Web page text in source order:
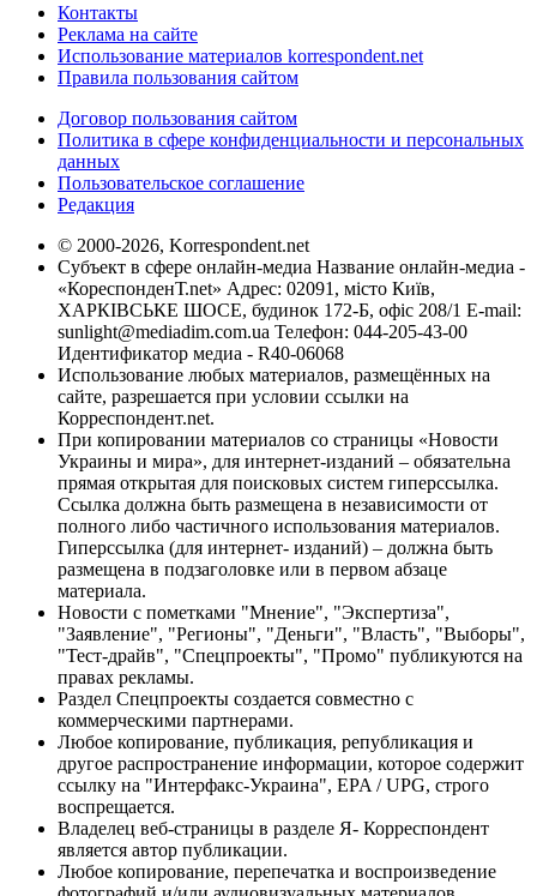
Контакты
Реклама на сайте
Использование материалов korrespondent.net
Правила пользования сайтом
Договор пользования сайтом
Политика в сфере конфиденциальности и персональных
данных
Пользовательское соглашение
Редакция
© 2000-2026, Korrespondent.net
Субъект в сфере онлайн-медиа Название онлайн-медиа -
«КореспонденТ.net» Адрес: 02091, місто Київ,
ХАРКІВСЬКЕ ШОСЕ, будинок 172-Б, офіс 208/1 E-mail:
sunlight@mediadim.com.ua Телефон: 044-205-43-00
Идентификатор медиа - R40-06068
Использование любых материалов, размещённых на
сайте, разрешается при условии ссылки на
Корреспондент.net.
При копировании материалов со страницы «Новости
Украины и мира», для интернет-изданий – обязательна
прямая открытая для поисковых систем гиперссылка.
Ссылка должна быть размещена в независимости от
полного либо частичного использования материалов.
Гиперссылка (для интернет- изданий) – должна быть
размещена в подзаголовке или в первом абзаце
материала.
Новости с пометками "Мнение", "Экспертиза",
"Заявление", "Регионы", "Деньги", "Власть", "Выборы",
"Тест-драйв", "Спецпроекты", "Промо" публикуются на
правах рекламы.
Раздел Спецпроекты создается совместно с
коммерческими партнерами.
Любое копирование, публикация, републикация и
другое распространение информации, которое содержит
ссылку на "Интерфакс-Украина", EPA / UPG, строго
воспрещается.
Владелец веб-страницы в разделе Я- Корреспондент
является автор публикации.
Любое копирование, перепечатка и воспроизведение